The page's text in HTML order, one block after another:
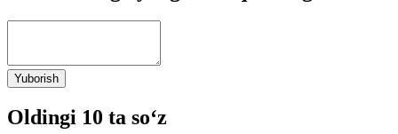
Yuborish
Oldingi 10 ta so‘z